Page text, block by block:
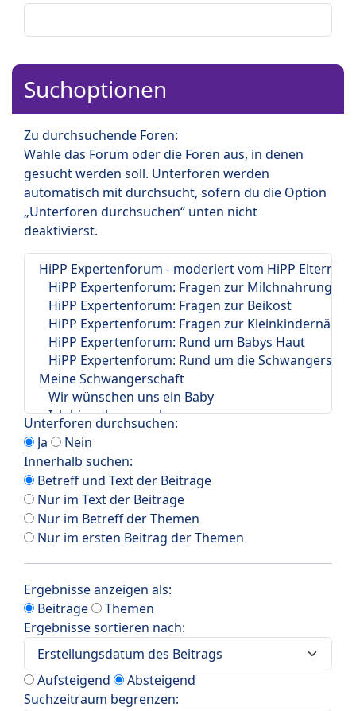
Suchoptionen
Zu durchsuchende Foren:
Wähle das Forum oder die Foren aus, in denen
gesucht werden soll. Unterforen werden
automatisch mit durchsucht, sofern du die Option
„Unterforen durchsuchen“ unten nicht
deaktivierst.
Unterforen durchsuchen:
Ja
Nein
Innerhalb suchen:
Betreff und Text der Beiträge
Nur im Text der Beiträge
Nur im Betreff der Themen
Nur im ersten Beitrag der Themen
Ergebnisse anzeigen als:
Beiträge
Themen
Ergebnisse sortieren nach:
Aufsteigend
Absteigend
Suchzeitraum begrenzen: